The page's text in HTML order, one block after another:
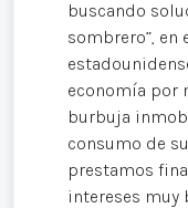
buscando
sombrero”, en
economía por
burbuja
consumo de
prestamos
intereses muy